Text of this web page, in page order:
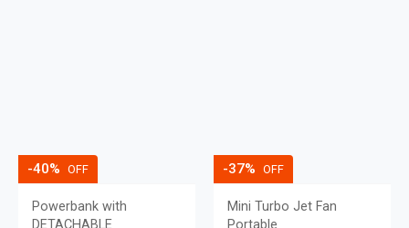
-40% OFF
Powerbank with
DETACHABLE
-37% OFF
Mini Turbo Jet Fan
Portable